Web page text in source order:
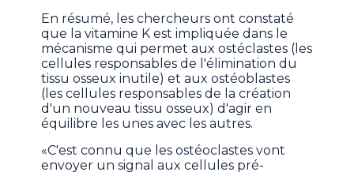
En résumé, les chercheurs ont constaté
que la vitamine K est impliquée dans le
mécanisme qui permet aux ostéclastes (les
cellules responsables de l'élimination du
tissu osseux inutile) et aux ostéoblastes
(les cellules responsables de la création
d'un nouveau tissu osseux) d'agir en
équilibre les unes avec les autres.
«C'est connu que les ostéoclastes vont
envoyer un signal aux cellules pré-